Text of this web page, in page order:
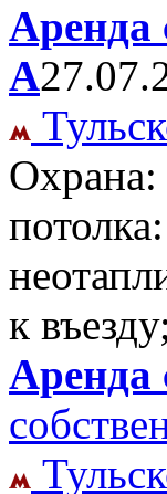
Аренда
А
Охрана:
к
Аренда